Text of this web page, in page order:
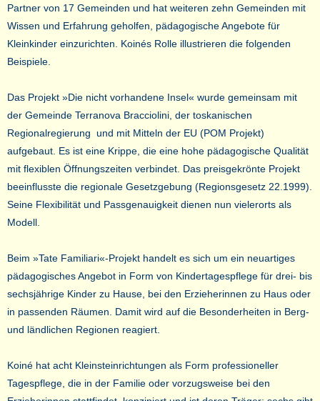
Partner von 17 Gemeinden und hat weiteren zehn Gemeinden mit
Wissen und Erfahrung geholfen, pädagogische Angebote für
Kleinkinder einzurichten. Koinés Rolle illustrieren die folgenden
Beispiele.
Das Projekt »Die nicht vorhandene Insel« wurde gemeinsam mit
der Gemeinde Terranova Bracciolini, der toskanischen
Regionalregierung und mit Mitteln der EU (POM Projekt)
aufgebaut. Es ist eine Krippe, die eine hohe pädagogische Qualität
mit flexiblen Öffnungszeiten verbindet. Das preisgekrönte Projekt
beeinflusste die regionale Gesetzgebung (Regionsgesetz 22.1999).
Seine Flexibilität und Passgenauigkeit dienen nun vielerorts als
Modell.
Beim »Tate Familiari«-Projekt handelt es sich um ein neuartiges
pädagogisches Angebot in Form von Kindertagespflege für drei- bis
sechsjährige Kinder zu Hause, bei den Erzieherinnen zu Haus oder
in passenden Räumen. Damit wird auf die Besonderheiten in Berg-
und ländlichen Regionen reagiert.
Koiné hat acht Kleinsteinrichtungen als Form professioneller
Tagespflege, die in der Familie oder vorzugsweise bei den